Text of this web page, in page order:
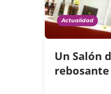
Actualidad
Un Salón